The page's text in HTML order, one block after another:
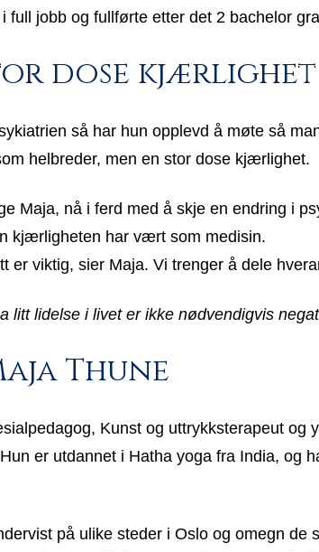
full jobb og fullførte etter det 2 bachelor
dose kjærlighet
så har hun opplevd å møte så
helbreder, men en stor dose kjærlighet.
Maja, nå i ferd med å skje en endring i
kjærligheten har vært som medisin.
er viktig, sier Maja. Vi trenger å dele
litt lidelse i livet er ikke nødvendigvis
Thune
Kunst og uttrykksterapeut
er utdannet i Hatha yoga fra India, og
på ulike steder i Oslo og omegn de